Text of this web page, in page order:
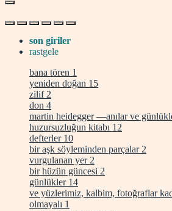
son giriler
rastgele
bana tören 1
yeniden doğan 15
zilif 2
don 4
martin heidegger —anılar ve
huzursuzluğun kitabı 12
defterler 10
bir aşk söyleminden parçalar 2
vurgulanan yer 2
bir hüzün güncesi 2
günlükler 14
ve yüzlerimiz, kalbim, fotoğraflar
olmayalı 1